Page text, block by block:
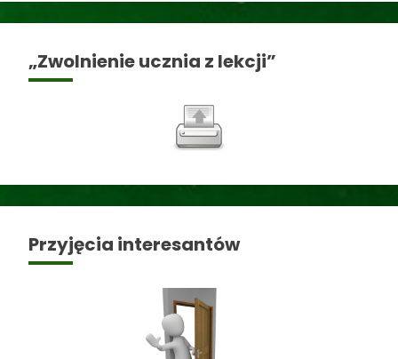
„Zwolnienie ucznia z lekcji”
Przyjęcia interesantów